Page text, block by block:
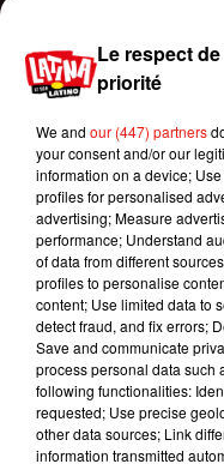
Hugh
Seize ans après
Richard Curtis,
fameuse scène,
enjeux
dimanche 1er
accompagnée par
des Libéraux
surprise aux
dans le nord de
pour les
Travaillistequi
Le respect
priorité
We and our (447) partners
your consent and/or our
information on a device;
profiles for personalised
advertising; Measure
performance; Understand
of data from different
profiles to personalise
content; Use limited data to
detect fraud, and fix errors;
Save and communicate
process personal data such
following functionalities:
requested; Use precise
other data sources; Link
information transmitted